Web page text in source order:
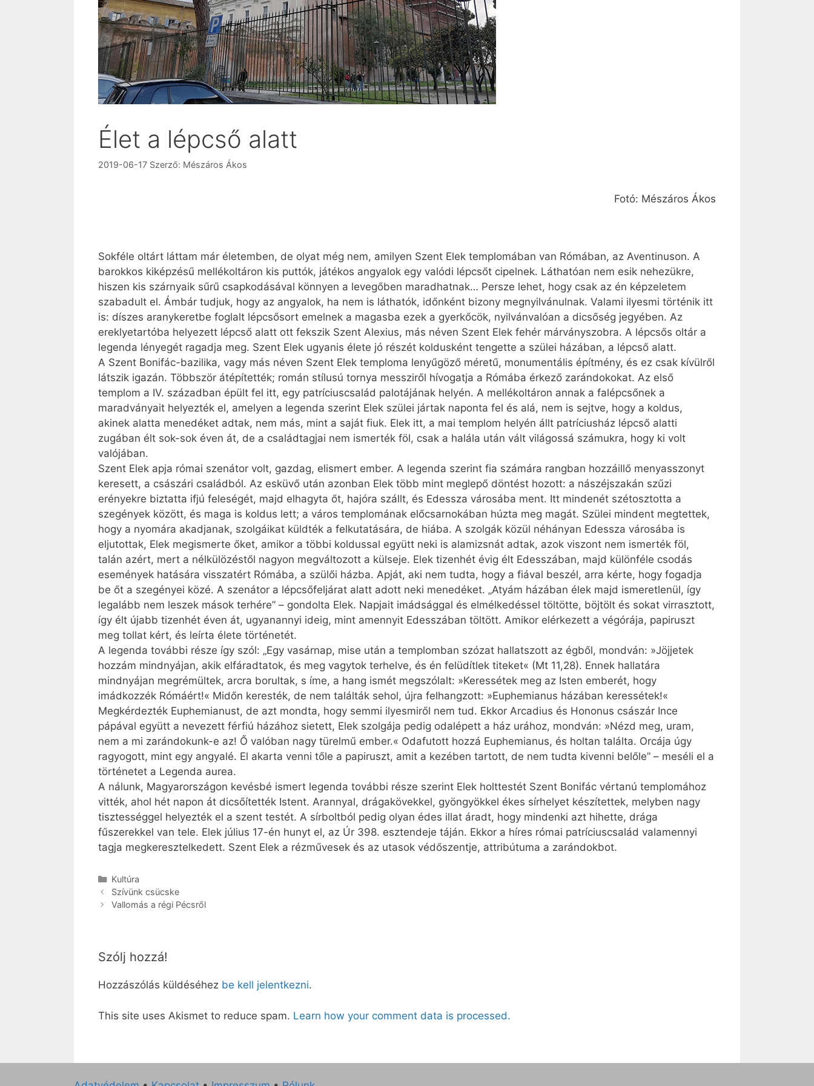
Élet a lépcső alatt
2019-06-17 Szerző: Mészáros Ákos
Fotó: Mészáros Ákos
Sokféle oltárt láttam már életemben, de olyat még nem, amilyen Szent Elek templomában van Rómában, az Aventinuson. A
barokkos kiképzésű mellékoltáron kis puttók, játékos angyalok egy valódi lépcsőt cipelnek. Láthatóan nem esik nehezükre,
hiszen kis szárnyaik sűrű csapkodásával könnyen a levegőben maradhatnak… Persze lehet, hogy csak az én képzeletem
szabadult el. Ámbár tudjuk, hogy az angyalok, ha nem is láthatók, időnként bizony megnyilvánulnak. Valami ilyesmi történik itt
is: díszes aranykeretbe foglalt lépcsősort emelnek a magasba ezek a gyerkőcök, nyilvánvalóan a dicsőség jegyében. Az
ereklyetartóba helyezett lépcső alatt ott fekszik Szent Alexius, más néven Szent Elek fehér márványszobra. A lépcsős oltár a
legenda lényegét ragadja meg. Szent Elek ugyanis élete jó részét koldusként tengette a szülei házában, a lépcső alatt.
A Szent Bonifác-bazilika, vagy más néven Szent Elek temploma lenyűgöző méretű, monumentális építmény, és ez csak kívülről
látszik igazán. Többször átépítették; román stílusú tornya messziről hívogatja a Rómába érkező zarándokokat. Az első
templom a IV. században épült fel itt, egy patríciuscsalád palotájának helyén. A mellékoltáron annak a falépcsőnek a
maradványait helyezték el, amelyen a legenda szerint Elek szülei jártak naponta fel és alá, nem is sejtve, hogy a koldus,
akinek alatta menedéket adtak, nem más, mint a saját fiuk. Elek itt, a mai templom helyén állt patríciusház lépcső alatti
zugában élt sok-sok éven át, de a családtagjai nem ismerték föl, csak a halála után vált világossá számukra, hogy ki volt
valójában.
Szent Elek apja római szenátor volt, gazdag, elismert ember. A legenda szerint fia számára rangban hozzáillő menyasszonyt
keresett, a császári családból. Az esküvő után azonban Elek több mint meglepő döntést hozott: a nászéjszakán szűzi
erényekre biztatta ifjú feleségét, majd elhagyta őt, hajóra szállt, és Edessza városába ment. Itt mindenét szétosztotta a
szegények között, és maga is koldus lett; a város templomának előcsarnokában húzta meg magát. Szülei mindent megtettek,
hogy a nyomára akadjanak, szolgáikat küldték a felkutatására, de hiába. A szolgák közül néhányan Edessza városába is
eljutottak, Elek megismerte őket, amikor a többi koldussal együtt neki is alamizsnát adtak, azok viszont nem ismerték föl,
talán azért, mert a nélkülözéstől nagyon megváltozott a külseje. Elek tizenhét évig élt Edesszában, majd különféle csodás
események hatására visszatért Rómába, a szülői házba. Apját, aki nem tudta, hogy a fiával beszél, arra kérte, hogy fogadja
be őt a szegényei közé. A szenátor a lépcsőfeljárat alatt adott neki menedéket. „Atyám házában élek majd ismeretlenül, így
legalább nem leszek mások terhére” – gondolta Elek. Napjait imádsággal és elmélkedéssel töltötte, böjtölt és sokat virrasztott,
így élt újabb tizenhét éven át, ugyanannyi ideig, mint amennyit Edesszában töltött. Amikor elérkezett a végórája, papiruszt
meg tollat kért, és leírta élete történetét.
A legenda további része így szól: „Egy vasárnap, mise után a templomban szózat hallatszott az égből, mondván: »Jöjjetek
hozzám mindnyájan, akik elfáradtatok, és meg vagytok terhelve, és én felüdítlek titeket« (Mt 11,28). Ennek hallatára
mindnyájan megrémültek, arcra borultak, s íme, a hang ismét megszólalt: »Keressétek meg az Isten emberét, hogy
imádkozzék Rómáért!« Midőn keresték, de nem találták sehol, újra felhangzott: »Euphemianus házában keressétek!«
Megkérdezték Euphe­mia­nust, de azt mondta, hogy semmi ilyesmiről nem tud. Ekkor Arcadius és Hononus császár Ince
pápával együtt a nevezett férfiú házához sietett, Elek szolgája pedig odalépett a ház urához, mondván: »Nézd meg, uram,
nem a mi zarándokunk-e az! Ő valóban nagy türelmű ember.« Odafutott hozzá Euphe­mianus, és holtan találta. Orcája úgy
ragyogott, mint egy angyalé. El akarta venni tőle a papiruszt, amit a kezében tartott, de nem tudta kivenni belőle” – meséli el a
történetet a Legenda aurea.
A nálunk, Magyarországon kevésbé ismert legenda további része szerint Elek holttestét Szent Bonifác vértanú templomához
vitték, ahol hét napon át dicsőítették Istent. Arannyal, drágakövekkel, gyöngyökkel ékes sírhelyet készítettek, melyben nagy
tisztességgel helyezték el a szent testét. A sírboltból pedig olyan édes illat áradt, hogy mindenki azt hihette, drága
fűszerekkel van tele. Elek július 17-én hunyt el, az Úr 398. esztendeje táján. Ekkor a híres római patríciuscsalád valamennyi
tagja megkeresztelkedett. Szent Elek a rézművesek és az utasok védőszentje, attribútuma a zarándokbot.
Kategória
Kultúra
Szívünk csücske
Vallomás a régi Pécsről
Szólj hozzá!
Hozzászólás küldéséhez be kell jelentkezni.
This site uses Akismet to reduce spam. Learn how your comment data is processed.